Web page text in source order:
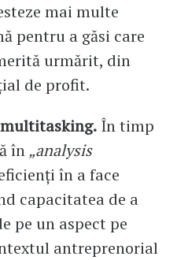
mai multe
pentru a găsi care
urmărit, din
de profit.
În timp
în„analysis
în a face
capacitatea de a
pe un aspect pe
antreprenorial